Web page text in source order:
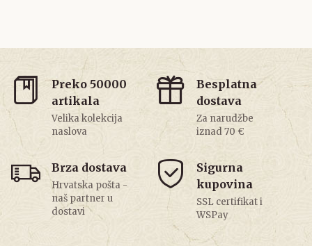
Preko 50000
artikala
Velika kolekcija
naslova
Besplatna
dostava
Za narudžbe
iznad 70 €
Brza dostava
Hrvatska pošta -
naš partner u
dostavi
Sigurna
kupovina
SSL certifikat i
WSPay